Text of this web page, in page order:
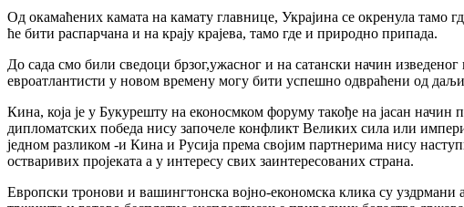
Од окамаћених камата на камату главнице, Украјина се окренула тамо
ће бити распарчана и на крају крајева, тамо где и природно припада.
До сада смо били сведоци брзог,ужасног и на сатански начин
евроатлантисти у новом времену могу бити успешно одвраћени од
Кина, која је у Букурешту на еконосмком форуму такође на јасан
дипломатских победа нису започеле конфликт Великих сила или
једном разликом -и Кина и Русија према својим партнерима нису
остваривих пројеката а у интересу свих заинтересованих страна.
Европски тронови и вашингтонска војно-економска клика су уздрмани